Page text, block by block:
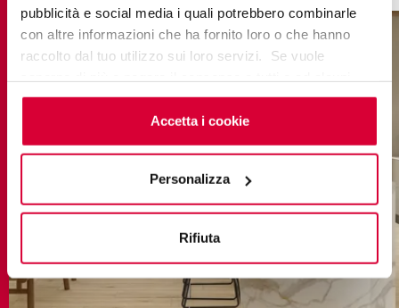
pubblicità e social media i quali potrebbero combinarle
con altre informazioni che ha fornito loro o che hanno
raccolto dal tuo utilizzo sui loro servizi. Se vuole
cookieclicchi qui. Il consenso può essere espresso
cliccando sul tasto “Accetta i cookie”. Se non vuole i
cookie di profilazione può negare il consenso sul tasto
Accetta i cookie
Personalizza
Rifiuta